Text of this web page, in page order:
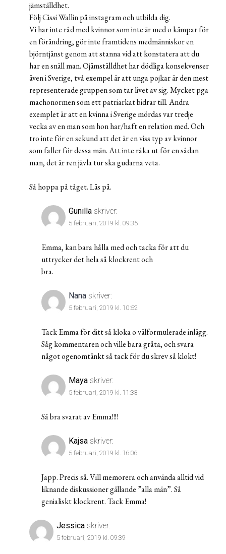
jämställdhet.
Följ Cissi Wallin på instagram och utbilda dig.
Vi har inte råd med kvinnor som inte är med o kämpar för
en förändring, gör inte framtidens medmänniskor en
björntjänst genom att stanna vid att konstatera att du
har en snäll man. Ojämställdhet har dödliga konsekvenser
även i Sverige, två exempel är att unga pojkar är den mest
representerade gruppen som tar livet av sig. Mycket pga
machonormen som ett patriarkat bidrar till. Andra
exemplet är att en kvinna i Sverige mördas var tredje
vecka av en man som hon har/haft en relation med. Och
tro inte för en sekund att det är en viss typ av kvinnor
som faller för dessa män. Att inte råka ut för en sådan
man, det är ren jävla tur ska gudarna veta.
Så hoppa på tåget. Läs på.
Gunilla skriver:
5 februari, 2019 kl. 09:35
Emma, kan bara hålla med och tacka för att du
uttrycker det hela så klockrent och
bra.
Nana skriver:
5 februari, 2019 kl. 10:52
Tack Emma för ditt så kloka o välformulerade inlägg.
Såg kommentaren och ville bara gråta, och svara
något ogenomtänkt så tack för du skrev så klokt!
Maya skriver:
5 februari, 2019 kl. 11:33
Så bra svarat av Emma!!!!
Kajsa skriver:
5 februari, 2019 kl. 16:06
Japp. Precis så. Vill memorera och använda alltid vid
liknande diskussioner gällande ”alla män”. Så
genialiskt klockrent. Tack Emma!
Jessica skriver:
5 februari, 2019 kl. 09:39